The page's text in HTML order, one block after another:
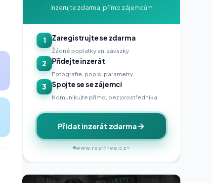
Inzerujte zdarma, přímo zájemcům
1 Zaregistrujte se zdarma
Žádné poplatky ani závazky
2 Přidejte inzerát
Fotografie, popis, parametry
3 Spojte se se zájemci
Komunikujte přímo, bez prostředníka
Přidat inzerát zdarma
www.realfree.cz